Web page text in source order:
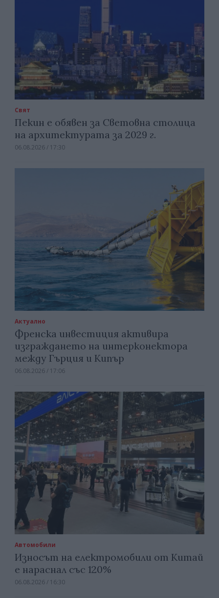
Свят
Пекин е обявен за Световна столица
на архитектурата за 2029 г.
06.08.2026 / 17:30
Актуално
Френска инвестиция активира
изграждането на интерконектора
между Гърция и Кипър
06.08.2026 / 17:06
Автомобили
Износът на електромобили от Китай
е нараснал със 120%
06.08.2026 / 16:30